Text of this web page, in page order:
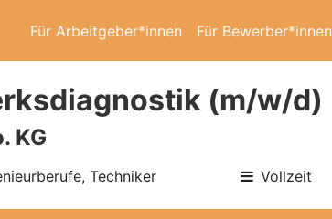
Für Arbeitgeber*innen Für Bewerber*innen
(m/w/d)
KG
Techniker Vollzeit